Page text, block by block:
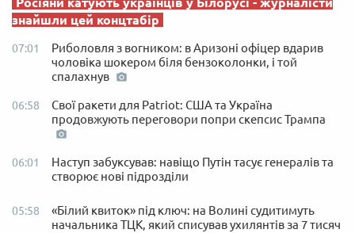
знайшли цей концтабір
07:01
Риболовля з вогником: в Аризоні офіцер вдарив
чоловіка шокером біля бензоколонки, і той
спалахнув
06:58
Свої ракети для Patriot: США та Україна
продовжують переговори попри скепсис Трампа
06:01
Наступ забуксував: навіщо Путін тасує генералів та
створює нові підрозділи
05:58
«Білий квиток» під ключ: на Волині судитимуть
начальника ТЦК, який списував ухилянтів за 7 тисяч